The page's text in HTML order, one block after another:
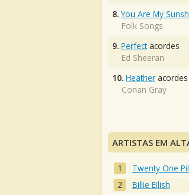
8. You Are My
Folk Songs
9. Perfectacordes
Ed Sheeran
10. Heather acordes
Conan Gray
ARTISTAS EM
Twenty One
Billie Eilish